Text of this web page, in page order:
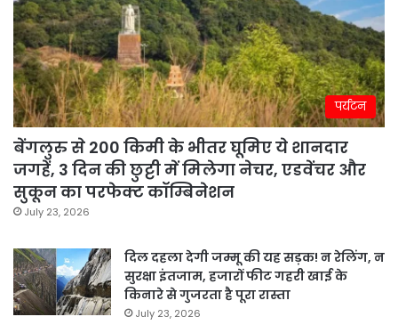
पर्यटन
बेंगलुरु से 200 किमी के भीतर घूमिए ये शानदार
जगहें, 3 दिन की छुट्टी में मिलेगा नेचर, एडवेंचर और
सुकून का परफेक्ट कॉम्बिनेशन
July 23, 2026
दिल दहला देगी जम्मू की यह सड़क! न रेलिंग, न
सुरक्षा इंतजाम, हजारों फीट गहरी खाई के
किनारे से गुजरता है पूरा रास्ता
July 23, 2026